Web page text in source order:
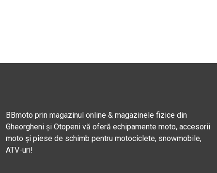
BBmoto prin magazinul online & magazinele fizice din
Gheorgheni și Otopeni vă oferă echipamente moto, accesorii
moto și piese de schimb pentru motociclete, snowmobile,
ATV-uri!